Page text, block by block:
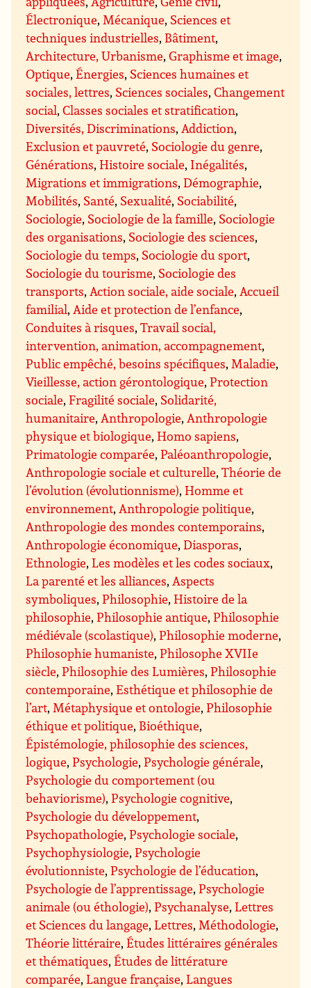
Électronique, Mécanique, Sciences et
techniques industrielles, Bâtiment,
Architecture, Urbanisme,Graphisme et image,
Optique,Énergies, Sciences humaines et
sociales, lettres, Sciences sociales,Changement
social,Classes sociales et stratification,
Diversités, Discriminations, Addiction,
Exclusion et pauvreté, Sociologie du genre,
Générations,Histoire sociale, Inégalités,
Migrations et immigrations,Démographie,
Mobilités, Santé, Sexualité, Sociabilité,
Sociologie, Sociologie de la famille, Sociologie
des organisations, Sociologie des sciences,
Sociologie du temps, Sociologie du sport,
Sociologie du tourisme, Sociologie des
transports, Action sociale, aide sociale, Accueil
familial, Aide et protection de l’enfance,
Conduites à risques,Travail social,
intervention, animation, accompagnement,
Public empêché, besoins spécifiques, Maladie,
Vieillesse, action gérontologique,Protection
sociale,Fragilité sociale, Solidarité,
humanitaire, Anthropologie, Anthropologie
physique et biologique,Homo sapiens,
Primatologie comparée,Paléoanthropologie,
Anthropologie sociale et culturelle,Théorie de
l’évolution (évolutionnisme),Homme et
environnement, Anthropologie politique,
Anthropologie des mondes contemporains,
Anthropologie économique,Diasporas,
Ethnologie,Les modèles et les codes sociaux,
La parenté et les alliances, Aspects
symboliques,Philosophie,Histoire de la
philosophie,Philosophie antique,Philosophie
médiévale (scolastique),Philosophie moderne,
Philosophie humaniste,Philosophe XVIIe
siècle,Philosophie des Lumières,Philosophie
contemporaine,Esthétique et philosophie de
l’art, Métaphysique et ontologie,Philosophie
éthique et politique, Bioéthique,
Épistémologie, philosophie des sciences,
logique,Psychologie,Psychologie générale,
Psychologie du comportement (ou
behaviorisme),Psychologie cognitive,
Psychologie du développement,
Psychopathologie,Psychologie sociale,
Psychophysiologie,Psychologie
évolutionniste,Psychologie de l’éducation,
Psychologie de l’apprentissage,Psychologie
animale (ou éthologie),Psychanalyse,Lettres
et Sciences du langage,Lettres, Méthodologie,
Théorie littéraire,Études littéraires générales
et thématiques,Études de littérature
comparée,Langue française,Langues